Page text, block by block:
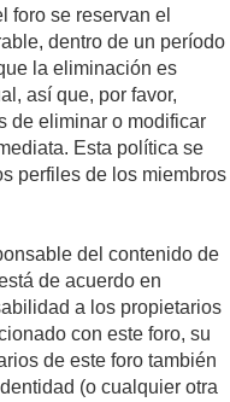
foro se reservan el
dentro de un período
la eliminación es
así que, por favor,
de eliminar o modificar
Esta política se
perfiles de los miembros
del contenido de
de acuerdo en
a los propietarios
con este foro, su
de este foro también
(o cualquier otra